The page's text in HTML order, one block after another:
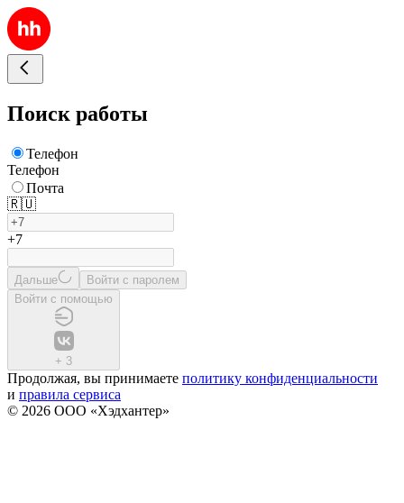
Поиск работы
Телефон
Телефон
Почта
🇷🇺
+7
Дальше
Войти с паролем
Войти с помощью
+ 3
Продолжая, вы принимаете политику конфиденциальности
и правила сервиса
© 2026 ООО «Хэдхантер»